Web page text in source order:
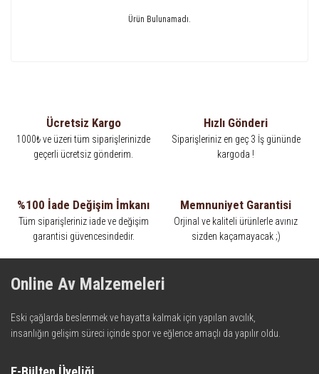
Ürün Bulunamadı.
Ücretsiz Kargo
1000₺ ve üzeri tüm siparişlerinizde
geçerli ücretsiz gönderim.
Hızlı Gönderi
Siparişleriniz en geç 3 İş gününde
kargoda !
%100 İade Değişim İmkanı
Tüm siparişleriniz iade ve değişim
garantisi güvencesindedir.
Memnuniyet Garantisi
Orjinal ve kaliteli ürünlerle avınız
sizden kaçamayacak ;)
Online Av Malzemeleri
Eski çağlarda beslenmek ve hayatta kalmak için yapılan avcılık,
insanlığın gelişim süreci içinde spor ve eğlence amaçlı da yapılır oldu.
teknolojinin dokunuşuyla av malzemelerinde en iyisini meydana